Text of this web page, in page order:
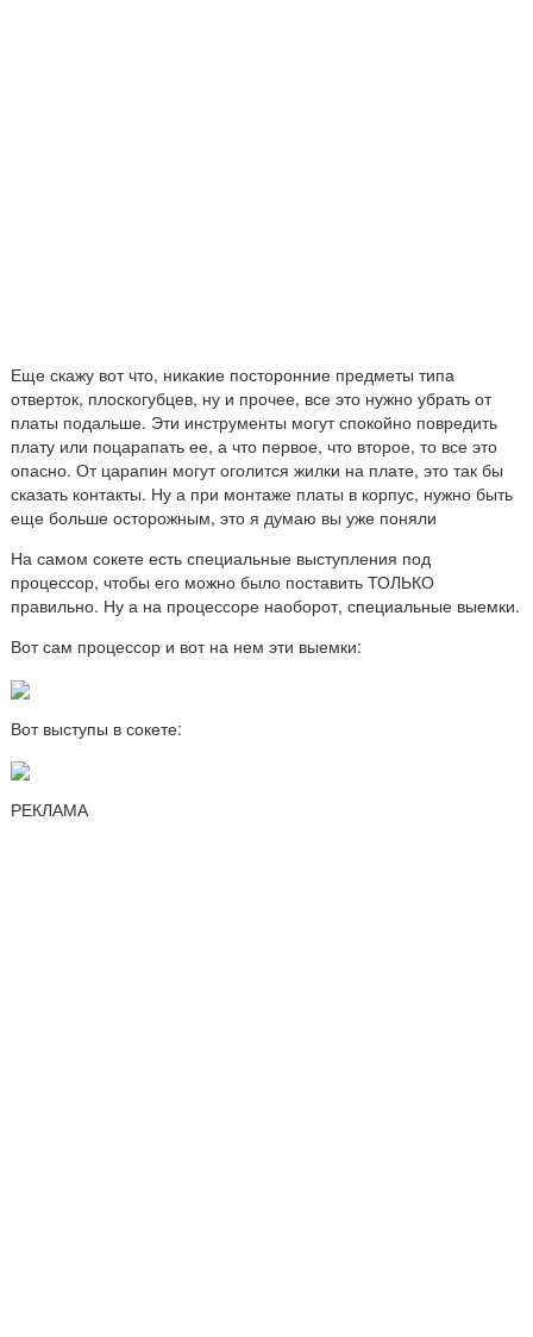
Еще скажу вот что, никакие посторонние предметы типа
отверток, плоскогубцев, ну и прочее, все это нужно убрать от
платы подальше. Эти инструменты могут спокойно повредить
плату или поцарапать ее, а что первое, что второе, то все это
опасно. От царапин могут оголится жилки на плате, это так бы
сказать контакты. Ну а при монтаже платы в корпус, нужно быть
еще больше осторожным, это я думаю вы уже поняли
На самом сокете есть специальные выступления под
процессор, чтобы его можно было поставить ТОЛЬКО
правильно. Ну а на процессоре наоборот, специальные выемки.
Вот сам процессор и вот на нем эти выемки:
Вот выступы в сокете:
РЕКЛАМА